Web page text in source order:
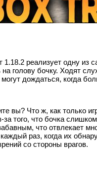
реализует одну
голову бочку. Ходят
дождаться, когда
вы? Что ж, как только
за того, что бочка
что отвлекает
каждый раз, когда их
со стороны врагов.